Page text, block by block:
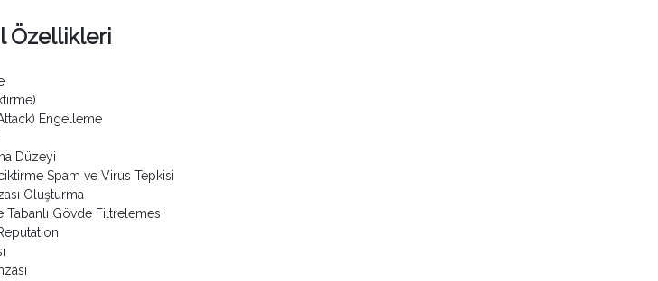
Özellikleri
Engelleme
Düzeyi
Spam ve Virus Tepkisi
Oluşturma
Tabanlı Gövde Filtrelemesi